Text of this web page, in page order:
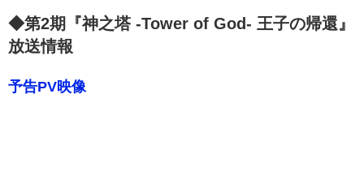
◆第2期『神之塔 -Tower of God- 王⼦の帰還』
放送情報
予告PV映像